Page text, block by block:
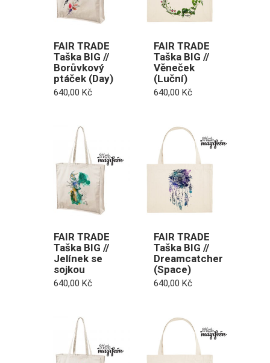
FAIR TRADE
Taška BIG //
Borůvkový
ptáček (Day)
640,00 Kč
FAIR TRADE
Taška BIG //
Věneček
(Luční)
640,00Kč
FAIR TRADE
Taška BIG //
Jelínek se
sojkou
640,00 Kč
FAIR TRADE
Taška BIG //
Dreamcatcher
(Space)
640,00Kč